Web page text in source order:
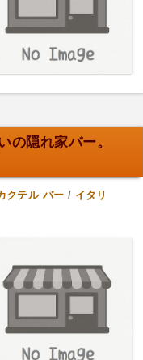
の隠れ家バー。
クテル バー / イタリ